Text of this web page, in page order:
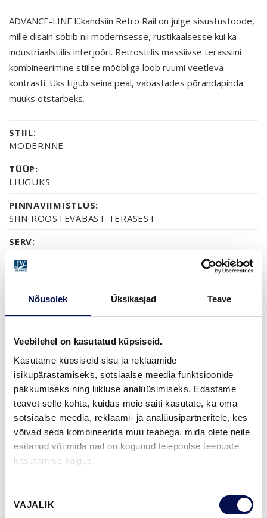
Nõusolek Üksikasjad Teave
Veebilehel on kasutatud küpsiseid.
Kasutame küpsiseid sisu ja reklaamide
isikupärastamiseks, sotsiaalse meedia funktsioonide
pakkumiseks ning liikluse analüüsimiseks. Edastame
teavet selle kohta, kuidas meie saiti kasutate, ka oma
sotsiaalse meedia, reklaami- ja analüüsipartneritele, kes
võivad seda kombineerida muu teabega, mida olete neile
esitanud või mida nad on kogunud teiepoolse teenuste
kasutamise käigus.
valik
VAJALIK
ADVANCE-LINE lükandsiin Retro Rail on julge sisustustoode,
mille disain sobib nii modernsesse, rustikaalsesse kui ka
industriaalstiilis interjööri. Retrostiilis massiivse terassiini
kombineerimine stiilse mööbliga loob ruumi veetleva
kontrasti. Uks liigub seina peal, vabastades põrandapinda
muuks otstarbeks.
STIIL:
MODERNNE
TÜÜP:
LIUGUKS
PINNAVIIMISTLUS:
SIIN ROOSTEVABAST TERASEST
SERV:
MÕÕDUD
LEIA EDASIMÜÜJA
VAATA
BROŠÜÜRE
ühendust